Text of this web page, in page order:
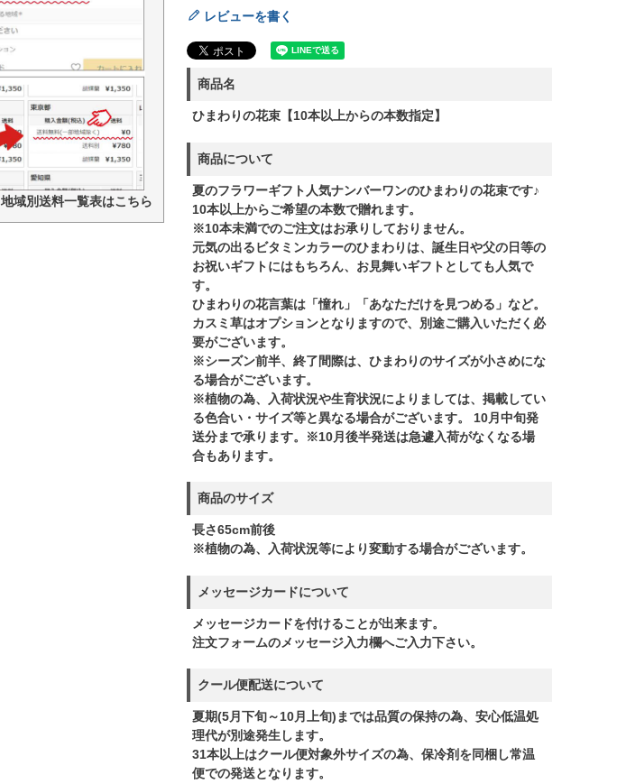
地域別送料一覧表はこちら
レビューを書く
商品名
ひまわりの花束【10本以上からの本数指定】
商品について
夏のフラワーギフト人気ナンバーワンのひまわりの花束です♪
10本以上からご希望の本数で贈れます。
※10本未満でのご注文はお承りしておりません。
元気の出るビタミンカラーのひまわりは、誕生日や父の日等の
お祝いギフトにはもちろん、お見舞いギフトとしても人気で
す。
ひまわりの花言葉は「憧れ」「あなただけを見つめる」など。
カスミ草はオプションとなりますので、別途ご購入いただく必
要がございます。
※シーズン前半、終了間際は、ひまわりのサイズが小さめにな
る場合がございます。
※植物の為、入荷状況や生育状況によりましては、掲載してい
る色合い・サイズ等と異なる場合がございます。 10月中旬発
送分まで承ります。※10月後半発送は急遽入荷がなくなる場
合もあります。
商品のサイズ
長さ65cm前後
※植物の為、入荷状況等により変動する場合がございます。
メッセージカードについて
メッセージカードを付けることが出来ます。
注文フォームのメッセージ入力欄へご入力下さい。
クール便配送について
夏期(5月下旬～10月上旬)までは品質の保持の為、安心低温処
理代が別途発生します。
31本以上はクール便対象外サイズの為、保冷剤を同梱し常温
便での発送となります。